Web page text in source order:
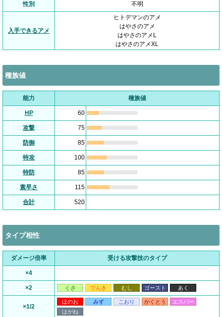
性別 不明
入手できるアメ
ヒトデマンのアメ
はやさのアメ
はやさのアメL
はやさのアメXL
種族値
能力 種族値
HP 60
攻撃 75
防御 85
特攻 100
特防 85
素早さ 115
合計 520
タイプ相性
ダメージ倍率 受ける攻撃技のタイプ
×4
×2 くさ でんき むし ゴースト あく
×1/2
ほのお みず こおり かくとう
エスパー
はがね